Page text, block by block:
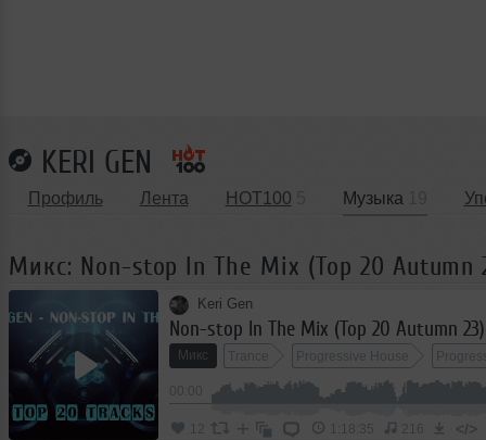
KERI GEN
Профиль Лента HOT100 Музыка
Микс: Non-stop In The Mix (Top 20 Autumn
Keri Gen
Non-stop In The Mix (Top 20 Autumn 23)
Микс Trance Progressive House
12 1:18:35 216 </>